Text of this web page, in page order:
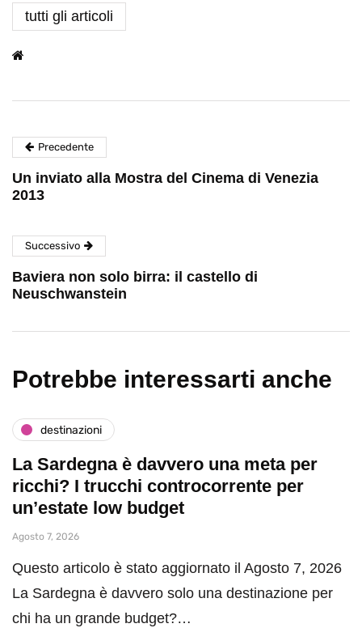
tutti gli articoli
Precedente
Un inviato alla Mostra del Cinema di Venezia
2013
Successivo
Baviera non solo birra: il castello di
Neuschwanstein
Potrebbe interessarti anche
destinazioni
La Sardegna è davvero una meta per
ricchi? I trucchi controcorrente per
un’estate low budget
Agosto 7, 2026
Questo articolo è stato aggiornato il Agosto 7, 2026
La Sardegna è davvero solo una destinazione per
chi ha un grande budget?…